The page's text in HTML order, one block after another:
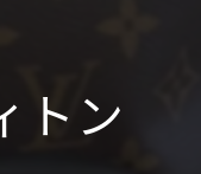
ジュエリー
トン